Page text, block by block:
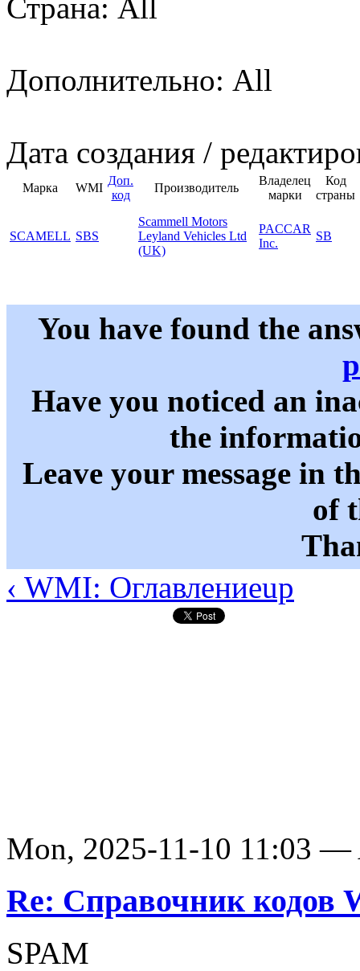
Страна: All
Дополнительно: All
Дата создания /
Марка WMI
Доп.
код
Производитель
Владелец
марки
Код
страны
SCAMELL SBS
Scammell Motors
Leyland Vehicles Ltd
(UK)
PACCAR
Inc.
SB
You have found the
Have you noticed an
the
Leave your message in
of
‹ WMI: Оглавлениеup
Mon, 2025-11-10 11:03 —
Re: Справочник кодов
SPAM